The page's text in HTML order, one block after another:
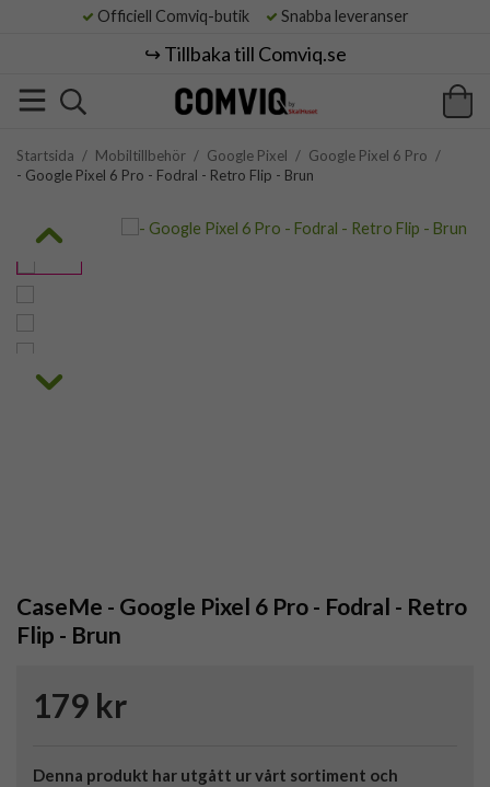
Officiell Comviq-butik Snabba leveranser
↪️ Tillbaka till Comviq.se
Startsida / Mobiltillbehör / Google Pixel / Google Pixel 6 Pro /
- Google Pixel 6 Pro - Fodral - Retro Flip - Brun
CaseMe - Google Pixel 6 Pro - Fodral - Retro
Flip - Brun
179 kr
Denna produkt har utgått ur vårt sortiment och